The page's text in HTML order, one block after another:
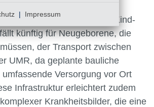
Eltern und Kinder
gemeinsamen Eltern-Kind-
künftig für Neugeborene, die
der Transport zwischen
UMR, da geplante bauliche
Versorgung vor Ort
Infrastruktur erleichtert zudem
Krankheitsbilder, die eine
| Impressum